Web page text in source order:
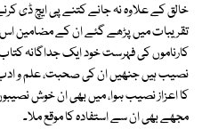
خالق کے علاوہ نہ جانے کتنے پی ایچ ڈی
تقریبات میں پڑھے گئے ان کے مضامین
کارناموں کی فہرست خود ایک جداگانہ
نصیب ہیں جنھیں ان کی صحبت، علم و ادب
کا اعزاز نصیب ہوا، میں بھی ان خوش
مجھے بھی ان سے استفادہ کا موقع ملا۔